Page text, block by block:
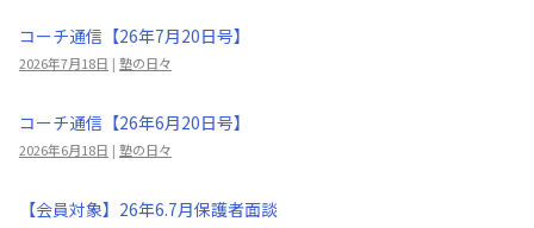
コーチ通信【26年7月20日号】
2026年7月18日 | 塾の日々
コーチ通信【26年6月20日号】
2026年6月18日 | 塾の日々
【会員対象】26年6.7月保護者面談